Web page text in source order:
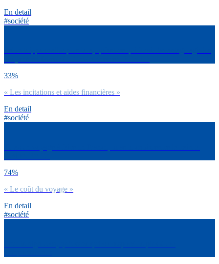
En detail
#société
33%
« Les incitations et aides financières »
En detail
#société
74%
« Le coût du voyage »
En detail
#société